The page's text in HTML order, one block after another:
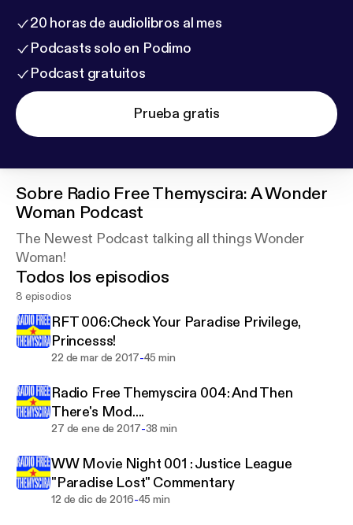
20 horas de audiolibros al mes
Podcasts solo en Podimo
Podcast gratuitos
Prueba gratis
Sobre Radio Free Themyscira: A Wonder
Woman Podcast
The Newest Podcast talking all things Wonder
Woman!
Todos los episodios
8 episodios
RFT 006:Check Your Paradise Privilege,
Princesss!
22 de mar de 2017-45 min
Radio Free Themyscira 004: And Then
There's Mod....
27 de ene de 2017-38 min
WW Movie Night 001 : Justice League
"Paradise Lost" Commentary
12 de dic de 2016-45 min